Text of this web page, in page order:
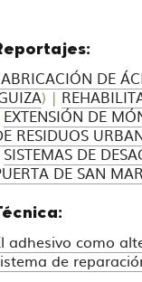
DE
) |
EXTENSIÓN DE
RESIDUOS
SISTEMAS DE
DE SAN
adhesivo como
de